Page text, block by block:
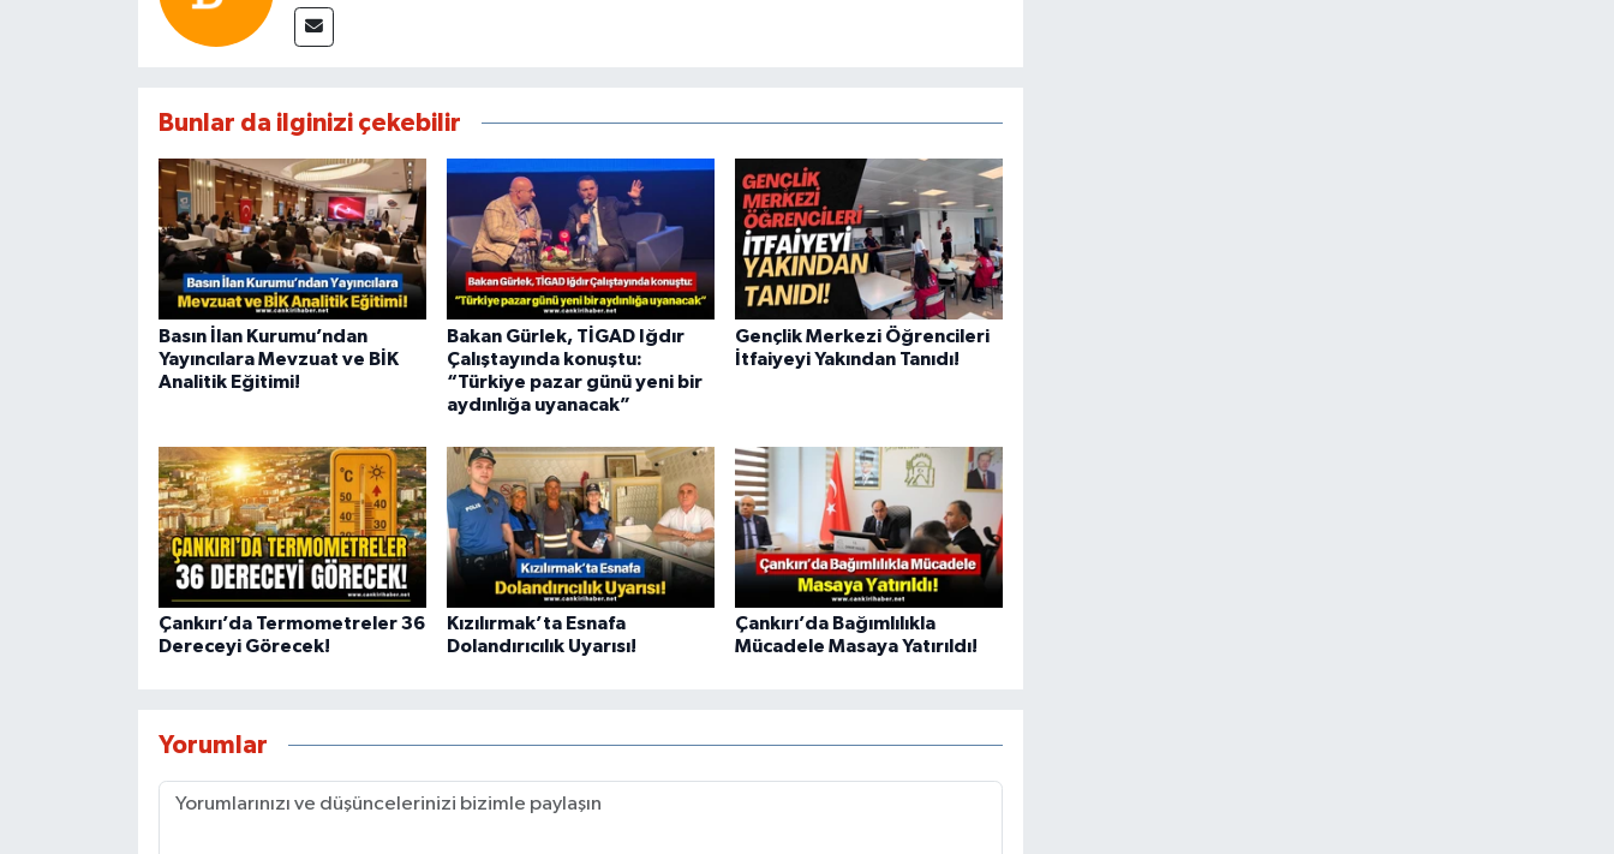
Bunlar da ilginizi çekebilir
Basın İlan Kurumu’ndan
Yayıncılara Mevzuat ve BİK
Analitik Eğitimi!
Bakan Gürlek, TİGAD Iğdır
Çalıştayında konuştu:
“Türkiye pazar günü yeni bir
aydınlığa uyanacak”
Gençlik Merkezi Öğrencileri
İtfaiyeyi Yakından Tanıdı!
Çankırı’da Termometreler 36
Dereceyi Görecek!
Kızılırmak’ta Esnafa
Dolandırıcılık Uyarısı!
Çankırı’da Bağımlılıkla
Mücadele Masaya Yatırıldı!
Yorumlar